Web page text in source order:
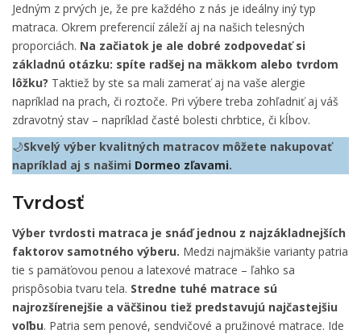
Jedným z prvých je, že pre každého z nás je ideálny iný typ
matraca. Okrem preferencií záleží aj na našich telesných
proporciách. Na začiatok je ale dobré zodpovedať si
základnú otázku: spíte radšej na mäkkom alebo tvrdom
lôžku? Taktiež by ste sa mali zamerať aj na vaše alergie
napríklad na prach, či roztoče. Pri výbere treba zohľadniť aj váš
zdravotný stav – napríklad časté bolesti chrbtice, či kĺbov.
🌙Skvelý výber kvalitných matracov môžete nakupovať
napríklad aj s našimi Dormeo zľavami.
Tvrdosť
Výber tvrdosti matraca je snáď jednou z najzákladnejších
faktorov samotného výberu. Medzi najmäkšie varianty patria
tie s pamäťovou penou a latexové matrace – ľahko sa
prispôsobia tvaru tela. Stredne tuhé matrace sú
najrozšírenejšie a väčšinou tiež predstavujú najčastejšiu
voľbu. Patria sem penové, sendvičové a pružinové matrace. Ide